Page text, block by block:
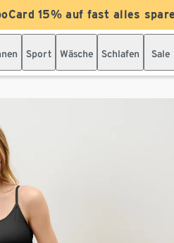
15% auf fast alles
Sport Wäsche Schlafen Sale